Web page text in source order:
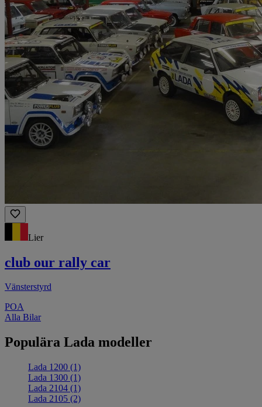
Lier
club our rally car
Vänsterstyrd
POA
Alla Bilar
Populära Lada modeller
Lada 1200 (1)
Lada 1300 (1)
Lada 2104 (1)
Lada 2105 (2)